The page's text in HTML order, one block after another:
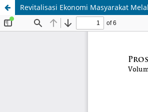
Revitalisasi Ekonomi Masyarakat